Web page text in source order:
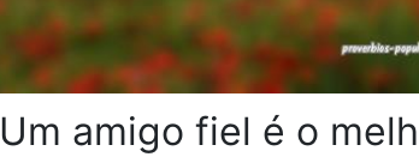
Um amigo fiel é o